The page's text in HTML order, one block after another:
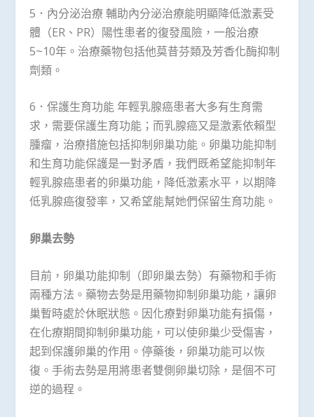
5．內分泌治療 輔助內分泌治療能明顯降低激素受
體（ER、PR）陽性患者的復發風險，一般治療
5~10年。治療藥物包括他莫昔芬類及芳香化酶抑制
劑類。
6．保護生育功能 年輕乳腺癌患者大多有生育需
求，需要保護生育功能；而乳腺癌又是激素依賴型
腫瘤，治療措施包括抑制卵巢功能。卵巢功能抑制
和生育功能保護是一對矛盾，我們既希望能抑制年
輕乳腺癌患者的卵巢功能，降低激素水平，以期降
低乳腺癌復發率，又希望能幫她們保留生育功能。
卵巢去勢
目前，卵巢功能抑制（即卵巢去勢）有藥物和手術
兩種方法。藥物去勢是用藥物抑制卵巢功能，讓卵
巢暫時處於休眠狀態。因化療對卵巢功能有損傷，
在化療期間抑制卵巢功能，可以使卵巢少受傷害，
起到保護卵巢的作用。停藥後，卵巢功能可以恢
復。手術去勢是用將患者雙側卵巢切除，是個不可
逆的過程。